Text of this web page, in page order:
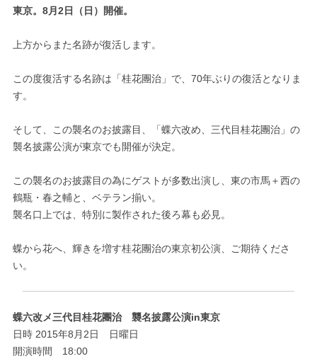
東京。8月2日（日）開催。
上方からまた名跡が復活します。
この度復活する名跡は「桂花團治」で、70年ぶりの復活となりま
す。
そして、この襲名のお披露目、「蝶六改め、三代目桂花團治」の
襲名披露公演が東京でも開催が決定。
この襲名のお披露目の為にゲストが多数出演し、東の市馬＋西の
鶴瓶・春之輔と、ベテラン揃い。
襲名口上では、特別に製作された後ろ幕も必見。
蝶から花へ、輝きを増す桂花團治の東京初公演、ご期待くださ
い。
蝶六改メ三代目桂花團治 襲名披露公演in東京
日時 2015年8月2日 日曜日
開演時間 18:00